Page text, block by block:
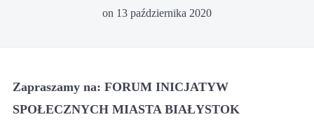
on 13 października 2020
Zapraszamy na: FORUM INICJATYW
SPOŁECZNYCH MIASTA BIAŁYSTOK